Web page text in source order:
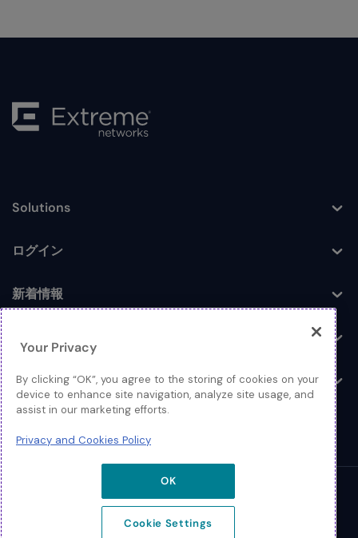
Toggle
Solutions
Toggle
ログイン
Toggle
新着情報
Toggle
Toggle
お問い合わせ
© 2026 Extreme Networks
Your Privacy
By clicking “OK”, you agree to the storing of cookies on your
device to enhance site navigation, analyze site usage, and
assist in our marketing efforts.
Privacy and Cookies Policy
OK
Cookie Settings